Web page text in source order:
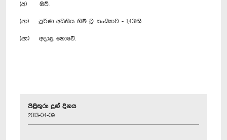
(අ) ඔව්.
(ආ) පූර්ණ අයිතිය හිමි වූ සංඛ්‍යාව - 1,431කි.
(ඇ) අදාළ නොවේ.
පිළිතුරු දුන් දිනය
2013-04-09